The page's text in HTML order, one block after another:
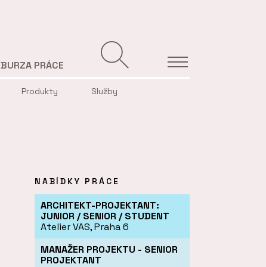
Produkty Služby
BURZA PRÁCE
NABÍDKY PRÁCE
ARCHITEKT-PROJEKTANT:
JUNIOR / SENIOR / STUDENT
Atelier VAS, Praha 6
MANAŽER PROJEKTU - SENIOR
PROJEKTANT